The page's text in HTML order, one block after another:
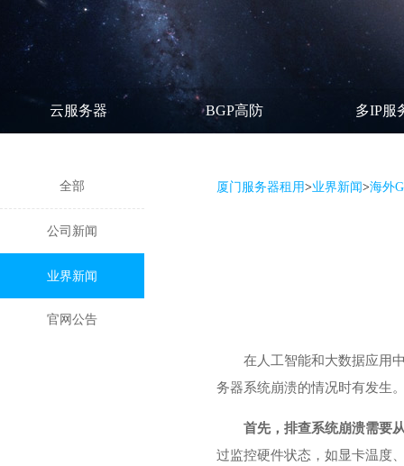
云服务器 BGP高防 多IP服
全部
公司新闻
业界新闻
官网公告
厦门服务器租用>业界新闻>海外
在人工智能和大数据应用
务器系统崩溃的情况时有发生
首先，排查系统崩溃需要
过监控硬件状态，如显卡温度